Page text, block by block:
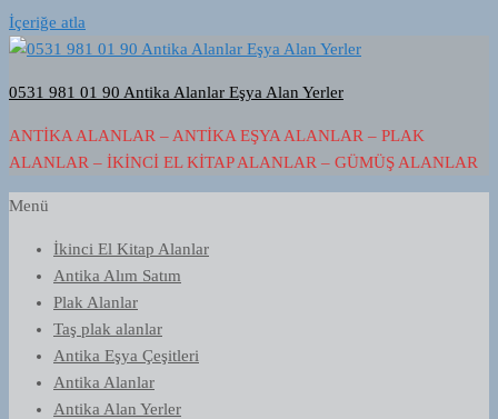
İçeriğe atla
0531 981 01 90 Antika Alanlar Eşya Alan Yerler
ANTIKA ALANLAR – ANTIKA EŞYA ALANLAR – PLAK
ALANLAR – İKINCI EL KITAP ALANLAR – GÜMÜŞ ALANLAR
Menü
İkinci El Kitap Alanlar
Antika Alım Satım
Plak Alanlar
Taş plak alanlar
Antika Eşya Çeşitleri
Antika Alanlar
Antika Alan Yerler